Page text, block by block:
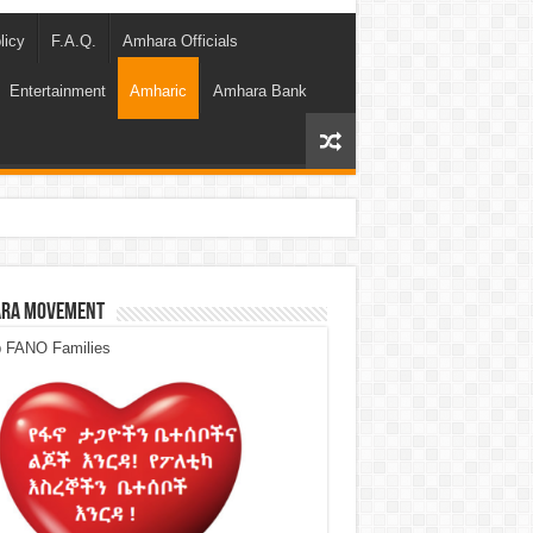
F.A.Q. Amhara Officials
Entertainment Amharic Amhara Bank
Movement
FANO Families